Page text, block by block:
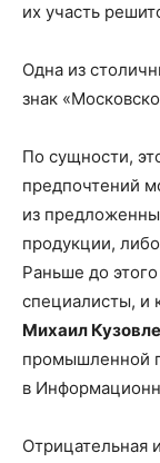
их участь
Одна из
знак
По сущности,
предпочтений
из
продукции,
Раньше до
специалисты, и
Михаил
промышленной
в
Отрицательная